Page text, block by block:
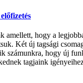
amellett, hogy a
Két új tagsági
számunkra, hogy új
tagjaink